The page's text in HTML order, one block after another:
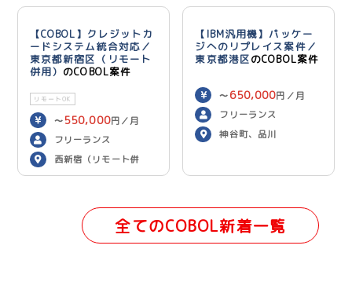
【COBOL】クレジットカ
ードシステム統合対応／
東京都新宿区（リモート
併用） のCOBOL案件
リモートOK
〜 550,000円／月
フリーランス
西新宿（リモート併
用）
【IBM汎用機】パッケー
ジへのリプレイス案件／
東京都港区のCOBOL案件
〜 650,000円／月
フリーランス
神谷町、品川
全てのCOBOL新着一覧